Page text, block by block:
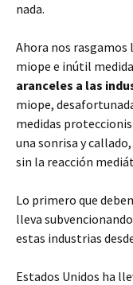
nada.
Ahora nos rasgamos
miope e inútil
aranceles a las
miope,
medidas
una sonrisa y
sin la reacción
Lo primero que
lleva
estas industrias
Estados Unidos ha